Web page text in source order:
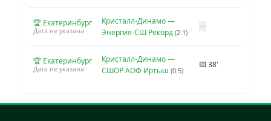
🏆 Екатеринбург
Дата не указана
Кристалл-Динамо —
Энергия-СШ Рекорд (2:1)
—
🏆 Екатеринбург
Дата не указана
Кристалл-Динамо —
СШОР АОФ Иртыш (0:5)
🟨 38'